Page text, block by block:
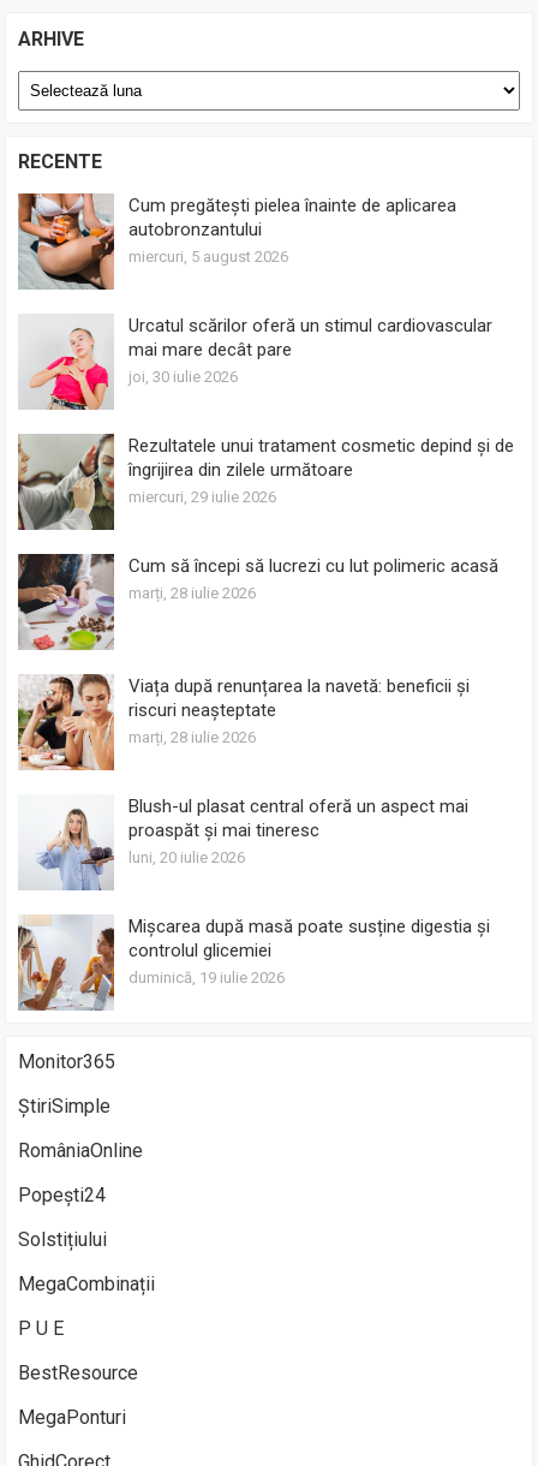
ARHIVE
Arhive
RECENTE
Cum pregătești pielea înainte de aplicarea
autobronzantului
miercuri, 5 august 2026
Urcatul scărilor oferă un stimul cardiovascular
mai mare decât pare
joi, 30 iulie 2026
Rezultatele unui tratament cosmetic depind și de
îngrijirea din zilele următoare
miercuri, 29 iulie 2026
Cum să începi să lucrezi cu lut polimeric acasă
marți, 28 iulie 2026
Viața după renunțarea la navetă: beneficii și
riscuri neașteptate
marți, 28 iulie 2026
Blush-ul plasat central oferă un aspect mai
proaspăt și mai tineresc
luni, 20 iulie 2026
Mișcarea după masă poate susține digestia și
controlul glicemiei
duminică, 19 iulie 2026
Monitor365
ȘtiriSimple
RomâniaOnline
Popești24
Solstițiului
MegaCombinații
P U E
BestResource
MegaPonturi
GhidCorect